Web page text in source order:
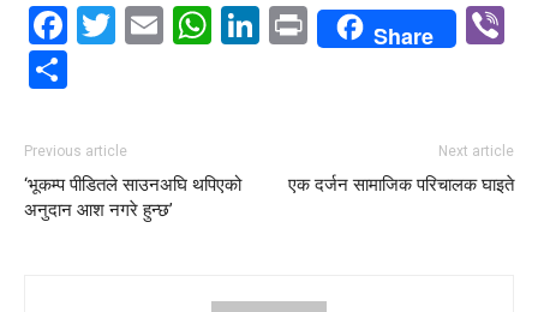
Facebook
Twitter
EmailWhatsApp
LinkedIn
PrintShare
Previous article
‘भूकम्प पीडितले साउनअघि थपिएको
अनुदान आश नगरे हुन्छ’
Next article
एक दर्जन सामाजिक परिचालक घाइते